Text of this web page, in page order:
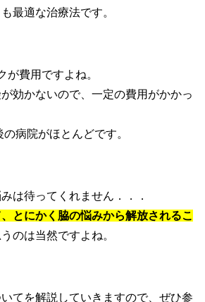
最適な治療法です。
が費用ですよね。
効かないので、一定の費用がかかっ
病院がほとんどです。
は待ってくれません．．．
とにかく脇の悩みから解放されるこ
のは当然ですよね。
てを解説していきますので、ぜひ参